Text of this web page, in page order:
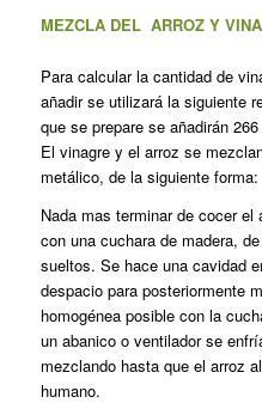
MEZCLA DEL ARROZ Y
Para calcular la cantidad de
añadir se utilizará la siguiente
que se prepare se añadirán
El vinagre y el arroz se
metálico, de la siguiente forma:
Nada mas terminar de cocer
con una cuchara de madera,
sueltos. Se hace una cavidad
despacio para posteriormente
homogénea posible con la
un abanico o ventilador se
mezclando hasta que el arroz
humano.